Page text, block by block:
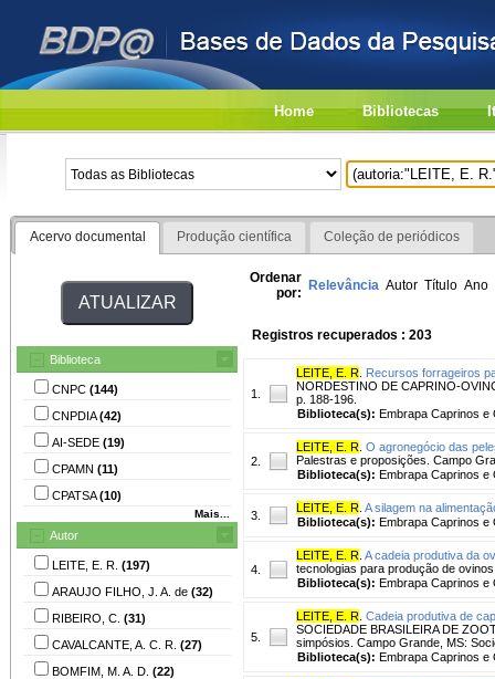
Home Bibliotecas
Acervo documental Produção científica Coleção de periódicos
Biblioteca
CNPC (144)
CNPDIA(42)
AI-SEDE (19)
CPAMN (11)
CPATSA(10)
Mais...
Autor
LEITE, E. R. (197)
ARAUJO FILHO, J. A. de (32)
RIBEIRO, C. (31)
CAVALCANTE, A. C. R. (27)
BOMFIM, M. A. D. (22)
Ordenar
por: Relevância Autor Título Ano
Registros recuperados : 203
1.
LEITE, E. R Recursos forrageiros
NORDESTINO DE CAPRINO-
p. 188-196.
Biblioteca(s): Embrapa Caprinos e
2.
LEITE, E. R O agronegócio das
Palestras e proposições. Campo
Biblioteca(s): Embrapa Caprinos e
3.
LEITE, E. R A silagem na
Biblioteca(s): Embrapa Caprinos e
4.
LEITE, E. R A cadeia produtiva da
tecnologias para produção de
Biblioteca(s): Embrapa Caprinos e
5.
LEITE, E. R Cadeia produtiva de
SOCIEDADE BRASILEIRA DE
simpósios. Campo Grande, MS:
Biblioteca(s): Embrapa Caprinos e